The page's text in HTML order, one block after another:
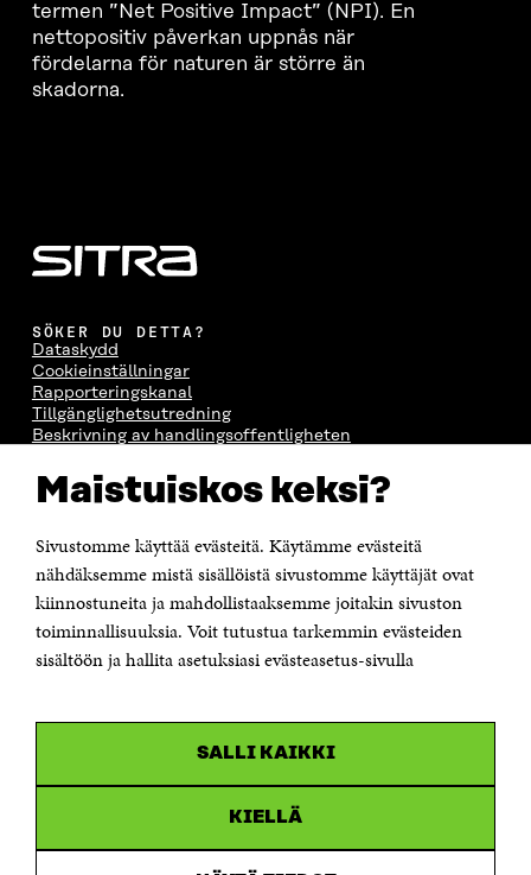
Maistuiskos keksi?
Sivustomme käyttää evästeitä. Käytämme evästeitä
nähdäksemme mistä sisällöistä sivustomme käyttäjät ovat
kiinnostuneita ja mahdollistaaksemme joitakin sivuston
toiminnallisuuksia. Voit tutustua tarkemmin evästeiden
sisältöön ja hallita asetuksiasi evästeasetus-sivulla
SALLI KAIKKI
KIELLÄ
termen ”Net Positive Impact” (NPI). En
nettopositiv påverkan uppnås när
fördelarna för naturen är större än
skadorna.
SÖKER DU DETTA?
Dataskydd
Cookieinställningar
Rapporteringskanal
Tillgänglighetsutredning
Beskrivning av handlingsoffentligheten
Jubileumsfonden för Finlands självständighet Sitra
Östersjögatan 11–13, PB 160,
00181 Helsingfors
Tfn +358 294 618 991
Personalens e-postadresser har formen:
fornamn.efternamn@sitra.fi
fönster